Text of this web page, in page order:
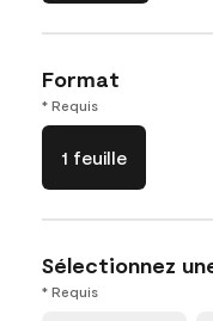
Format
* Requis
1 feuille
Sélectionnez
* Requis